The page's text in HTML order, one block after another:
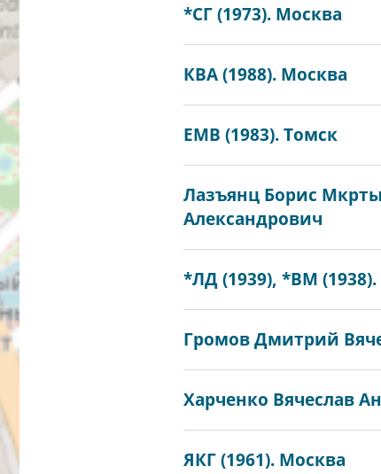
*СГ (1973). Москва
КВА (1988). Москва
ЕМВ (1983). Томск
Лазъянц Борис
Александрович
*ЛД (1939), *ВМ
Громов Дмитрий
Харченко Вячеслав
ЯКГ (1961). Москва